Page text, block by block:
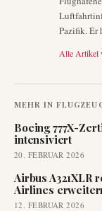
Pazifik. Er
Alle Artikel
MEHR IN
Boeing 777X-
intensiviert
20. FEBRUAR 2026
Airbus
Airlines
12. FEBRUAR 2026